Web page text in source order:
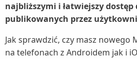
najbliższymi i łatwiejszy dostęp
publikowanych przez
Jak sprawdzić, czy masz nowego
na telefonach z Androidem jak i